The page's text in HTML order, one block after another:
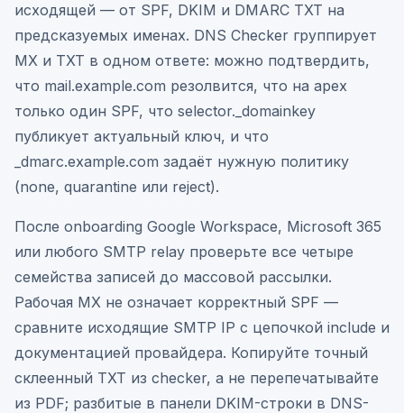
исходящей — от SPF, DKIM и DMARC TXT на
предсказуемых именах. DNS Checker группирует
MX и TXT в одном ответе: можно подтвердить,
что mail.example.com резолвится, что на apex
только один SPF, что selector._domainkey
публикует актуальный ключ, и что
_dmarc.example.com задаёт нужную политику
(none, quarantine или reject).
После onboarding Google Workspace, Microsoft 365
или любого SMTP relay проверьте все четыре
семейства записей до массовой рассылки.
Рабочая MX не означает корректный SPF —
сравните исходящие SMTP IP с цепочкой include и
документацией провайдера. Копируйте точный
склеенный TXT из checker, а не перепечатывайте
из PDF; разбитые в панели DKIM-строки в DNS-